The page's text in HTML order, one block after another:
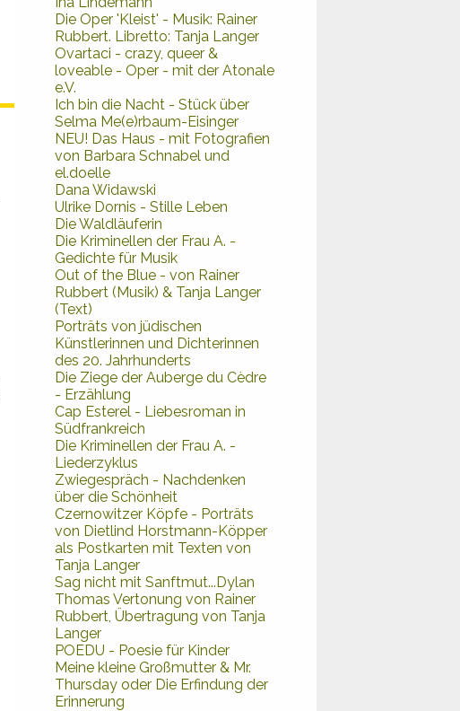
Die Oper 'Kleist' - Musik: Rainer
Rubbert. Libretto: Tanja Langer
Ovartaci - crazy, queer &
loveable - Oper - mit der Atonale
e.V.
Ich bin die Nacht - Stück über
Selma Me(e)rbaum-Eisinger
NEU! Das Haus - mit Fotografien
von Barbara Schnabel und
el.doelle
Dana Widawski
Ulrike Dornis - Stille Leben
Die Waldläuferin
Die Kriminellen der Frau A. -
Gedichte für Musik
Out of the Blue - von Rainer
Rubbert (Musik) & Tanja Langer
(Text)
Porträts von jüdischen
Künstlerinnen und Dichterinnen
des 20. Jahrhunderts
Die Ziege der Auberge du Cèdre
- Erzählung
Cap Esterel - Liebesroman in
Südfrankreich
Die Kriminellen der Frau A. -
Liederzyklus
Zwiegespräch - Nachdenken
über die Schönheit
Czernowitzer Köpfe - Porträts
von Dietlind Horstmann-Köpper
als Postkarten mit Texten von
Tanja Langer
Sag nicht mit Sanftmut...Dylan
Thomas Vertonung von Rainer
Rubbert, Übertragung von Tanja
Langer
POEDU - Poesie für Kinder
Meine kleine Großmutter & Mr.
Thursday oder Die Erfindung der
Erinnerung